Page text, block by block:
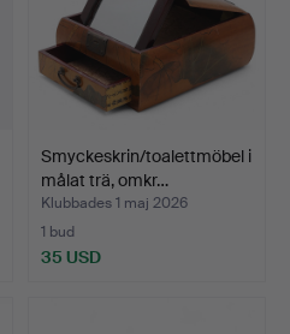
Smyckeskrin/toalettmöbel i
målat trä, omkr…
Klubbades 1 maj 2026
1 bud
35 USD